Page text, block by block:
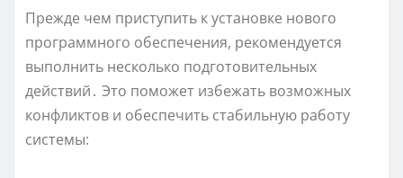
Прежде чем приступить к установке нового
программного обеспечения, рекомендуется
выполнить несколько подготовительных
действий․ Это поможет избежать возможных
конфликтов и обеспечить стабильную работу
системы: